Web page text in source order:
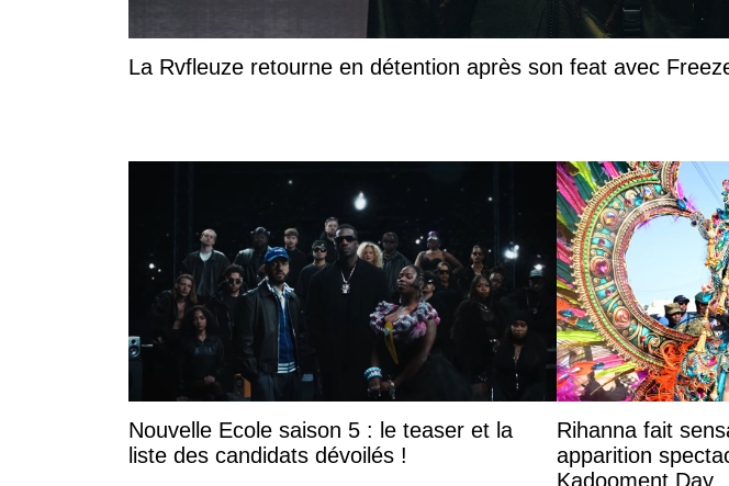
La Rvfleuze retourne en détention après son feat avec
Nouvelle Ecole saison 5 : le teaser et la
liste des candidats dévoilés !
Rihanna fait
apparition
Kadooment Day